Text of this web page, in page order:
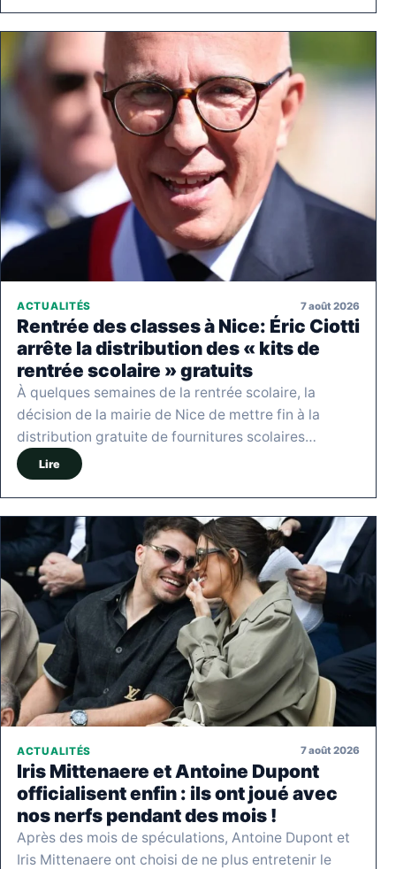
ACTUALITÉS 7 août 2026
Rentrée des classes à Nice: Éric Ciotti
arrête la distribution des « kits de
rentrée scolaire » gratuits
À quelques semaines de la rentrée scolaire, la
décision de la mairie de Nice de mettre fin à la
distribution gratuite de fournitures scolaires…
Lire
ACTUALITÉS 7 août 2026
Iris Mittenaere et Antoine Dupont
officialisent enfin : ils ont joué avec
nos nerfs pendant des mois !
Après des mois de spéculations, Antoine Dupont et
Iris Mittenaere ont choisi de ne plus entretenir le